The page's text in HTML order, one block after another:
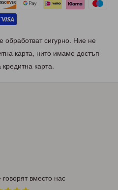
сигурно. Ние не
карта, нито имаме достъп
карта.
говорят вместо нас